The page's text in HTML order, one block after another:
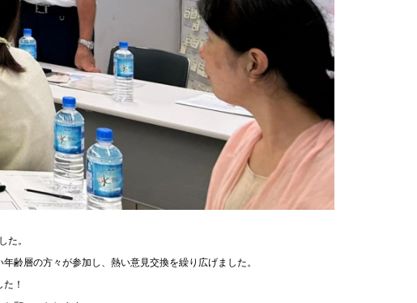
た。
齢層の方々が参加し、熱い意見交換を繰り広げました。
！